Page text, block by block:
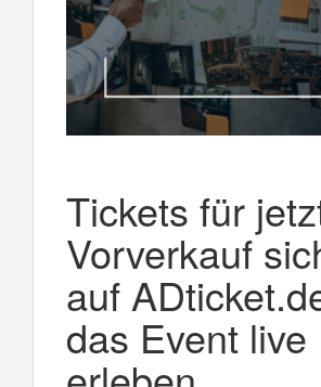
Tickets für
Vorverkauf
auf
das Event live